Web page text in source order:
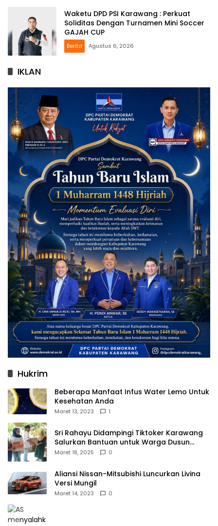
Waketu DPD PSI Karawang : Perkuat
Soliditas Dengan Turnamen Mini Soccer
GAJAH CUP
Berita Agustus 6, 2026
IKLAN
Hukrim
Beberapa Manfaat Infus Water Lemo Untuk
Kesehatan Anda
Maret 13, 2023 1
Sri Rahayu Didampingi Tiktoker Karawang
Salurkan Bantuan untuk Warga Dusun
Kampek Desa Karangligar
Maret 18, 2025 0
Aliansi Nissan-Mitsubishi Luncurkan Livina
Versi Mungil
Maret 14, 2023 0